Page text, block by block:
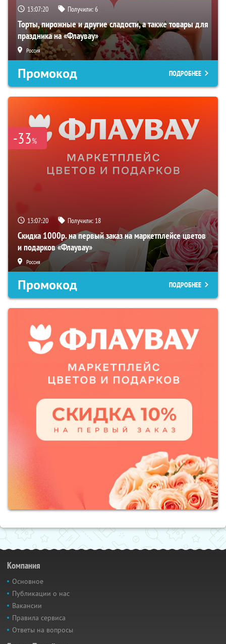
13:07:19 Получили:6
Торты, пирожные и другие сладости, а также товары для
праздника на «Флаувау»
Россия
Промокод ПОДРОБНЕЕ
-33%
13:07:19 Получили: 18
Скидка 1000р. на первый заказ на маркетплейсе цветов
и подарков «Флаувау»
Россия
Промокод ПОДРОБНЕЕ
Компания
Основное
Публикации о нас
Вакансии
Правила сервиса
Ответы на вопросы